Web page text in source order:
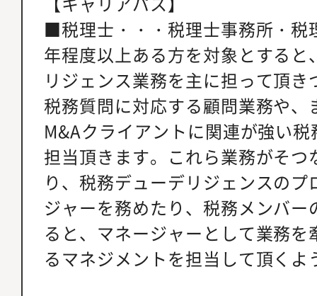
■税理士・・・税理士事務所・税
年程度以上ある方を対象とする
リジェンス業務を主に担って頂
税務質問に対応する顧問業務や
M&Aクライアントに関連が強い
担当頂きます。これら業務がそ
り、税務デューデリジェンスの
ジャーを務めたり、税務メンバ
ると、マネージャーとして業務
るマネジメントを担当して頂くよ